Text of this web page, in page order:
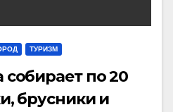
ТУРИЗМ
по 20
брусники и